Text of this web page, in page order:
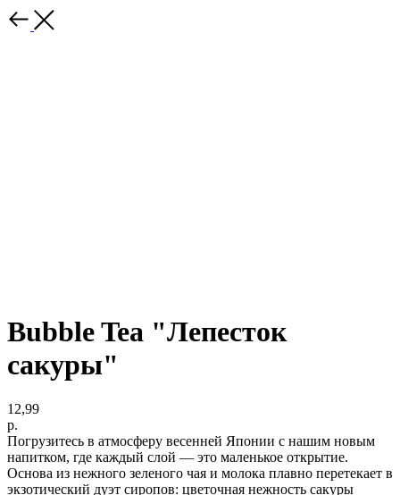
Bubble Tea "Лепесток
сакуры"
12,99
р.
Погрузитесь в атмосферу весенней Японии с нашим новым
напитком, где каждый слой — это маленькое открытие.
Основа из нежного зеленого чая и молока плавно перетекает в
экзотический дуэт сиропов: цветочная нежность сакуры